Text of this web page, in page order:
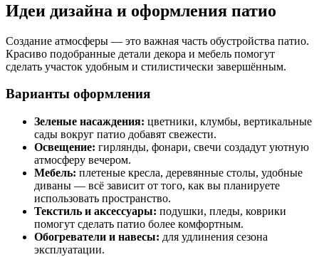
Идеи дизайна и оформления патио
Создание атмосферы — это важная часть обустройства патио.
Красиво подобранные детали декора и мебель помогут
сделать участок удобным и стилистически завершённым.
Варианты оформления
Зеленые насаждения: цветники, клумбы, вертикальные
сады вокруг патио добавят свежести.
Освещение: гирлянды, фонари, свечи создадут уютную
атмосферу вечером.
Мебель: плетеные кресла, деревянные столы, удобные
диваны — всё зависит от того, как вы планируете
использовать пространство.
Текстиль и аксессуары: подушки, пледы, коврики
помогут сделать патио более комфортным.
Обогреватели и навесы: для удлинения сезона
эксплуатации.